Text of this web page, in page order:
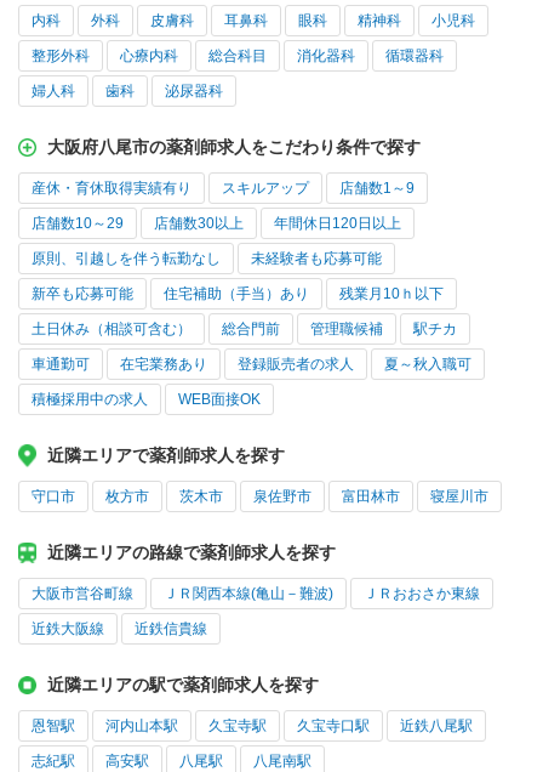
内科 外科 皮膚科 耳鼻科 眼科 精神科 小児科
整形外科 心療内科 総合科目 消化器科 循環器科
婦人科 歯科 泌尿器科
大阪府八尾市の薬剤師求人をこだわり条件で探す
産休・育休取得実績有り スキルアップ 店舗数1～9
店舗数10～29 店舗数30以上 年間休日120日以上
原則、引越しを伴う転勤なし 未経験者も応募可能
新卒も応募可能 住宅補助（手当）あり 残業月10ｈ以下
土日休み（相談可含む） 総合門前 管理職候補 駅チカ
車通勤可 在宅業務あり 登録販売者の求人 夏～秋入職可
積極採用中の求人 WEB面接OK
近隣エリアで薬剤師求人を探す
守口市 枚方市 茨木市 泉佐野市 富田林市 寝屋川市
近隣エリアの路線で薬剤師求人を探す
大阪市営谷町線 ＪＲ関西本線(亀山－難波) ＪＲおおさか東線
近鉄大阪線 近鉄信貴線
近隣エリアの駅で薬剤師求人を探す
恩智駅 河内山本駅 久宝寺駅 久宝寺口駅 近鉄八尾駅
志紀駅 高安駅 八尾駅 八尾南駅